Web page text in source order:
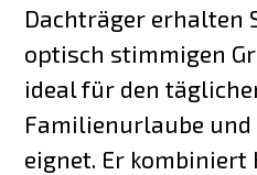
Dachträger erhalten
optisch stimmigen
ideal für den
Familienurlaube und
eignet. Er